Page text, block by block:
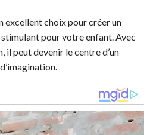
excellent choix pour créer un
pour votre enfant. Avec
il peut devenir le centre d’un